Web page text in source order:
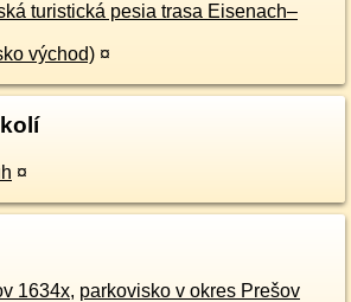
turistická pesia trasa Eisenach–
východ) ¤
¤
1634x, parkovisko v okres Prešov